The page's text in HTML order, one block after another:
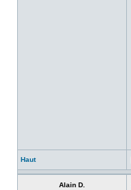
Haut
Alain D.